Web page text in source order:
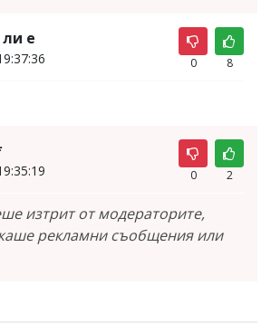
е
0 8
0 2
изтрит от модераторите,
рекламни съобщения или